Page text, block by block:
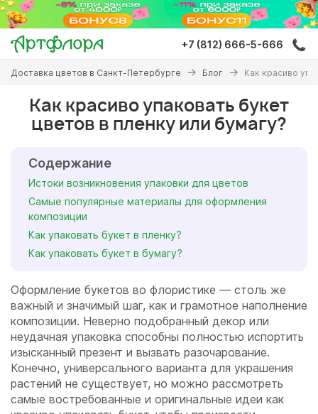
Перейти
основному
содержанию
+7 (812) 666-5-666
Вы
здесь
Доставка цветов в Санкт-Петербурге Блог Как красиво
Как красиво упаковать букет
цветов в пленку или бумагу?
Содержание
Истоки возникновения упаковки для цветов
Самые популярные материалы для оформления
композиции
Как упаковать букет в пленку?
Как упаковать букет в бумагу?
Оформление букетов во флористике — столь же
важный и значимый шаг, как и грамотное наполнение
композиции. Неверно подобранный декор или
неудачная упаковка способны полностью испортить
изысканный презент и вызвать разочарование.
Конечно, универсального варианта для украшения
растений не существует, но можно рассмотреть
самые востребованные и оригинальные идеи как